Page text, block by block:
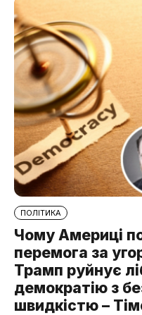
ПОЛІТИКА
Чому Америці
перемога за
Трамп руйнує
демократію з
швидкістю –